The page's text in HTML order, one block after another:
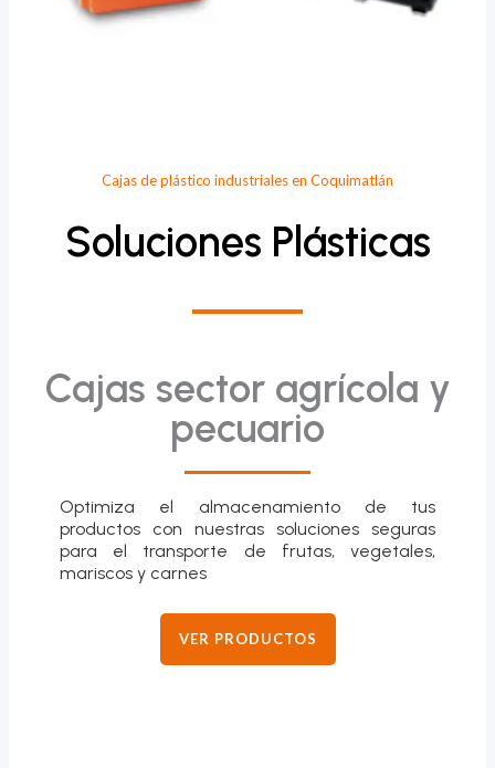
Cajas de plástico industriales en Coquimatlán
Soluciones Plásticas
Cajas sector agrícola y
pecuario
Optimiza el almacenamiento de tus
productos con nuestras soluciones seguras
para el transporte de frutas, vegetales,
mariscos y carnes
VER PRODUCTOS